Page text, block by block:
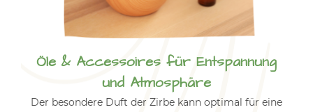
Öle & Accessoires für Entspannung
und Atmosphäre
Der besondere Duft der Zirbe kann optimal für eine